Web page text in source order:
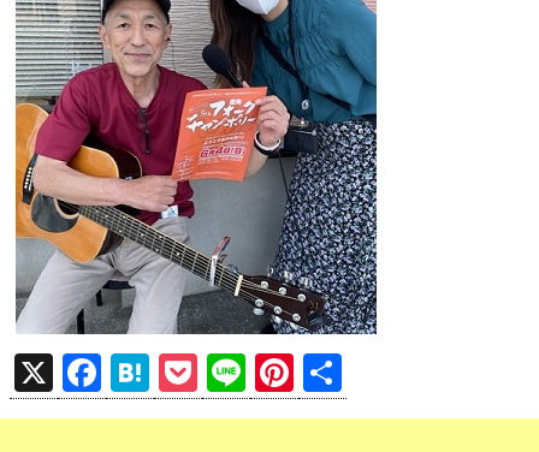
X
F
a
H
at
P
o
Li
n
Pi
nt 有